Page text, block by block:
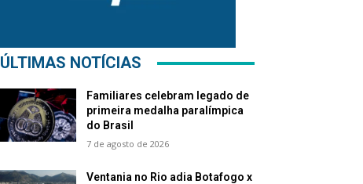
ÚLTIMAS NOTÍCIAS
Familiares celebram legado de
primeira medalha paralímpica
do Brasil
7 de agosto de 2026
Ventania no Rio adia Botafogo x